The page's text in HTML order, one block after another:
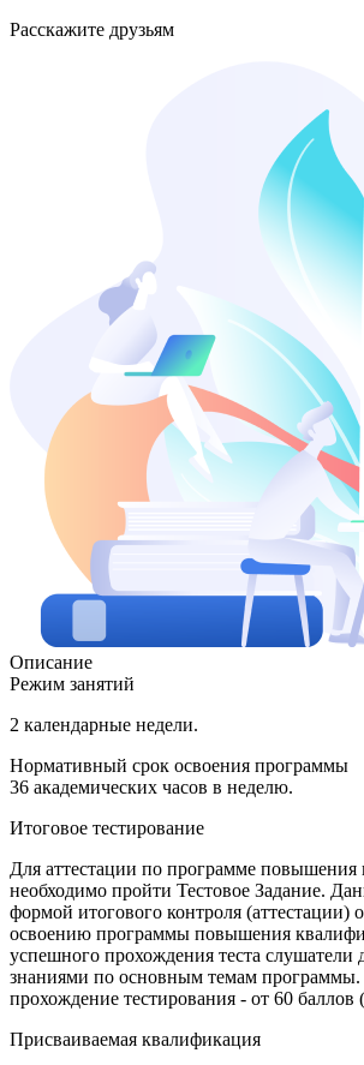
Расскажите друзьям
Описание
Режим занятий
2 календарные недели.
Нормативный срок освоения программы
36 академических часов в неделю.
Итоговое тестирование
Для аттестации по программе повышения
необходимо пройти Тестовое Задание.
формой итогового контроля (аттестации)
освоению программы повышения
успешного прохождения теста слушатели
знаниями по основным темам
прохождение тестирования - от 60 баллов
Присваиваемая квалификация